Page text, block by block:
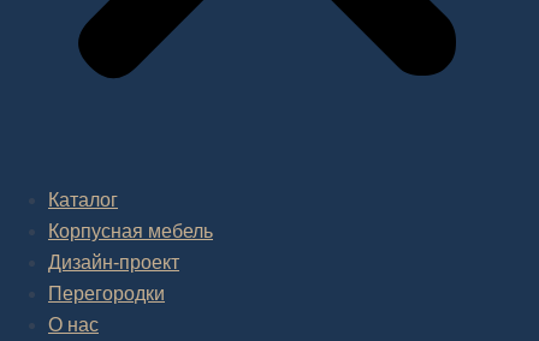
Каталог
Корпусная мебель
Дизайн-проект
Перегородки
О нас
дизайн проекта интерьера,
В салоне мебелииинтернет магазине дизайнерской мебели
есть и готовые товары, которые можем доставить уже сегодня, и
корпусная мебель на заказ, включая кухни.